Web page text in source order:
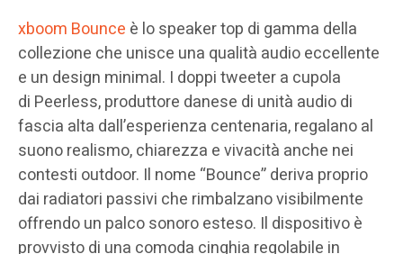
xboom Bounce è lo speaker top di gamma della
collezione che unisce una qualità audio eccellente
e un design minimal. I doppi tweeter a cupola
di Peerless, produttore danese di unità audio di
fascia alta dall’esperienza centenaria, regalano al
suono realismo, chiarezza e vivacità anche nei
contesti outdoor. Il nome “Bounce” deriva proprio
dai radiatori passivi che rimbalzano visibilmente
offrendo un palco sonoro esteso. Il dispositivo è
provvisto di una comoda cinghia regolabile in